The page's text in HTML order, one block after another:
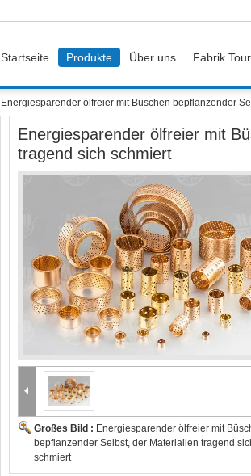
Startseite Produkte Über uns Fabrik Tour
Energiesparender ölfreier mit Büschen bepflanzender
Energiesparender ölfreier mit
tragend sich schmiert
Großes Bild : Energiesparender ölfreier mit
bepflanzender Selbst, der Materialien tragend
schmiert